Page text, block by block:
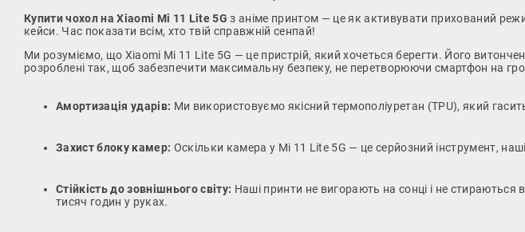
Купити чохол на Xiaomi Mi 11 Lite 5G з аніме принтом — це як активувати прихований
кейси. Час показати всім, хто твій справжній сенпай!
Ми розуміємо, що Xiaomi Mi 11 Lite 5G — це пристрій, який хочеться берегти. Його
розроблені так, щоб забезпечити максимальну безпеку, не перетворюючи смартфон на
Амортизація ударів: Ми використовуємо якісний термополіуретан (TPU), який
Захист блоку камер: Оскільки камера у Mi 11 Lite 5G — це серйозний інструмент,
Стійкість до зовнішнього світу: Наші принти не вигорають на сонці і не
тисяч годин у руках.